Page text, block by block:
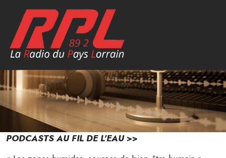
PODCASTS AU FIL DE L'EAU>>